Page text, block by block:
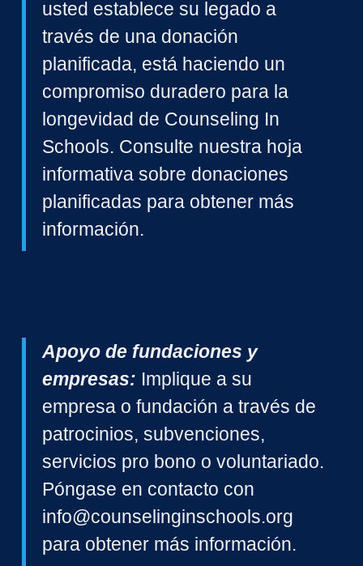
usted establece su legado a
través de una donación
planificada, está haciendo un
compromiso duradero para la
longevidad de Counseling In
Schools. Consulte nuestra hoja
informativa sobre donaciones
planificadas para obtener más
información.
Apoyo de fundaciones y
empresas: Implique a su
empresa o fundación a través de
patrocinios, subvenciones,
servicios pro bono o voluntariado.
Póngase en contacto con
info@counselinginschools.org
para obtener más información.